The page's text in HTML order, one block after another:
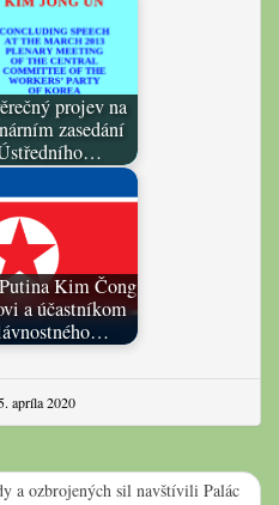
projev na
zasedání
Kim Čong
a účastníkom
apríla 2020
a ozbrojených sil navštívili Palác